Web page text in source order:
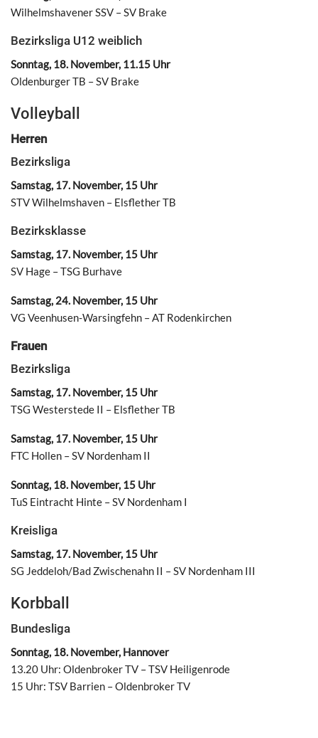
Wilhelmshavener SSV – SV Brake
Bezirksliga U12 weiblich
Sonntag, 18. November, 11.15 Uhr
Oldenburger TB – SV Brake
Volleyball
Herren
Bezirksliga
Samstag, 17. November, 15 Uhr
STV Wilhelmshaven – Elsflether TB
Bezirksklasse
Samstag, 17. November, 15 Uhr
SV Hage – TSG Burhave
Samstag, 24. November, 15 Uhr
VG Veenhusen-Warsingfehn – AT Rodenkirchen
Frauen
Bezirksliga
Samstag, 17. November, 15 Uhr
TSG Westerstede II – Elsflether TB
Samstag, 17. November, 15 Uhr
FTC Hollen – SV Nordenham II
Sonntag, 18. November, 15 Uhr
TuS Eintracht Hinte – SV Nordenham I
Kreisliga
Samstag, 17. November, 15 Uhr
SG Jeddeloh/Bad Zwischenahn II – SV Nordenham III
Korbball
Bundesliga
Sonntag, 18. November, Hannover
13.20 Uhr: Oldenbroker TV – TSV Heiligenrode
15 Uhr: TSV Barrien – Oldenbroker TV